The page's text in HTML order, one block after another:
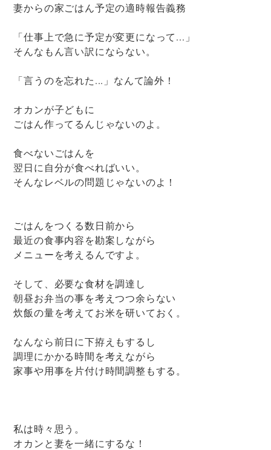
妻からの家ごはん予定の適時報告義務
「仕事上で急に予定が変更になって...」
そんなもん言い訳にならない。
「言うのを忘れた...」なんて論外！
オカンが子どもに
ごはん作ってるんじゃないのよ。
食べないごはんを
翌日に自分が食べればいい。
そんなレベルの問題じゃないのよ！
ごはんをつくる数日前から
最近の食事内容を勘案しながら
メニューを考えるんですよ。
そして、必要な食材を調達し
朝昼お弁当の事を考えつつ余らない
炊飯の量を考えてお米を研いておく。
なんなら前日に下拵えもするし
調理にかかる時間を考えながら
家事や用事を片付け時間調整もする。
私は時々思う。
オカンと妻を一緒にするな！